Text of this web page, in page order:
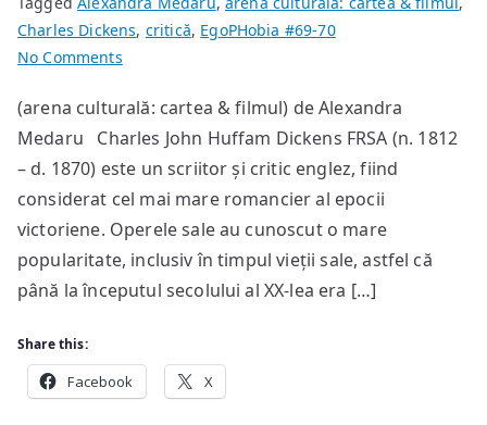
Charles Dickens, critică, EgoPHobia #69-70
No Commentson
Dickens
–
“Colindă
de
Crăciun”
(arena culturală: cartea & filmul) de Alexandra
Medaru Charles John Huffam Dickens FRSA (n. 1812
– d. 1870) este un scriitor și critic englez, fiind
considerat cel mai mare romancier al epocii
victoriene. Operele sale au cunoscut o mare
popularitate, inclusiv în timpul vieții sale, astfel că
până la începutul secolului al XX-lea era […]
Share this:
Facebook X